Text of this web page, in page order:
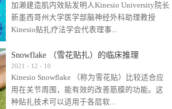
件下吃东西有时也会过敏，难道不吃不穿了？
其他品牌的在此我们不予评价，就KINESIO肌内
效贴布来说，40多年的研究开发制造肌内效贴
比如我本人，几乎天天接触KINESIO肌内效，无
论从皮肤适应性还是本人皮肤本身就不属于不
易过敏的那种，基本不会有过敏瘙痒的情况。
但是，当身体不适、休息不好、持续紧张等特
殊因素的影响下，有时还是会出现瘙痒过敏的
加濑建造肌内效贴发明人Kinesio University院长
新墨西哥州大学医学部脑神经外科助理教授
Kinesio贴扎疗法学会代表理事...
Kinesio Taping Association International
（KTAI）名誉会长 身体具有免疫、疼痛、细胞
破坏、发热、修复、增殖、再生等自然愈合能
力。 多作为细胞因子存在于皮肤表皮、真皮、
Snowflake （雪花贴扎）的临床推理
2021 - 12 - 10
Kinesio Snowflake （称为雪花贴）比较适合应
用在关节周围，能有效的改善筋膜的功能。这
种贴扎技术可以适用于各层软...